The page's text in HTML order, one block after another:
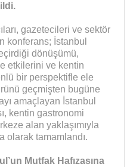
gazetecileri ve sektör
konferans; İstanbul
dönüşümü,
etkilerini ve kentin
bir perspektifle ele
geçmişten bugüne
amaçlayan İstanbul
kentin gastronomi
alan yaklaşımıyla
olarak tamamlandı.
Mutfak Hafızasına